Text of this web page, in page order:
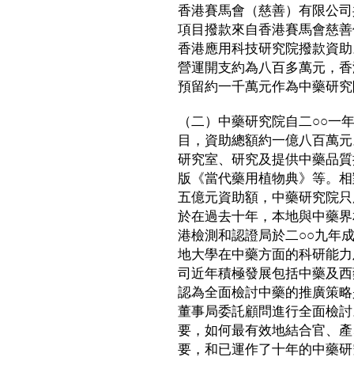
香港賽馬會（慈善）有限公
項目撥款來自香港賽馬會慈
香港應用科技研究院撥款資
營運開支約為八百多萬元，
預留約一千萬元作為中藥研
（二）中藥研究院自二○○一
目，資助總額約一億八百萬
研究室、研究及提供中藥品
版《當代藥用植物典》等。
五億元資助額，中藥研究院
於在過去十年，本地與中藥
港檢測和認證局於二○○九年
地大學在中藥方面的科研能
司近年積極發展包括中藥及
認為全面檢討中藥的推廣策
董事局委託顧問進行全面檢
要，如何最有效地結合官、
要，和已運作了十年的中藥